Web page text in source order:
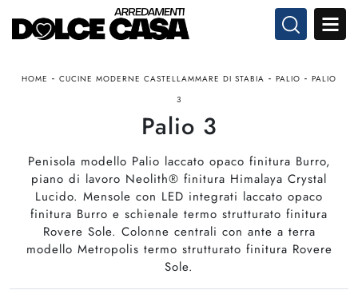
HOME - CUCINE MODERNE CASTELLAMMARE DI STABIA - PALIO - PALIO
3
Palio 3
Penisola modello Palio laccato opaco finitura Burro,
piano di lavoro Neolith® finitura Himalaya Crystal
Lucido. Mensole con LED integrati laccato opaco
finitura Burro e schienale termo strutturato finitura
Rovere Sole. Colonne centrali con ante a terra
modello Metropolis termo strutturato finitura Rovere
Sole.